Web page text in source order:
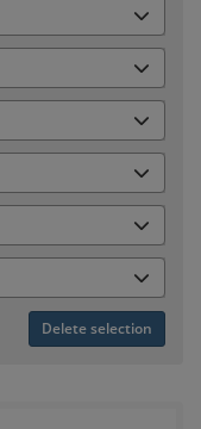
Delete selection